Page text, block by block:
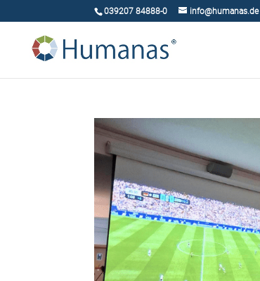
039207 84888-0 info@humanas.de